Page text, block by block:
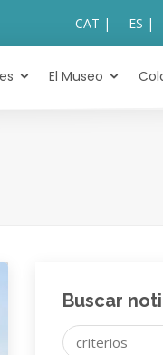
CAT | ES |
El Museo
Buscar